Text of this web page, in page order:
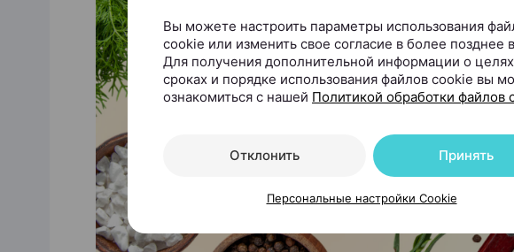
Вы можете настроить параметры использования
cookie или изменить свое согласие в более позднее
Для получения дополнительной информации о
сроках и порядке использования файлов cookie вы
ознакомиться с нашей Политикой обработки файлов
Отклонить Принять
Персональные настройки Cookie